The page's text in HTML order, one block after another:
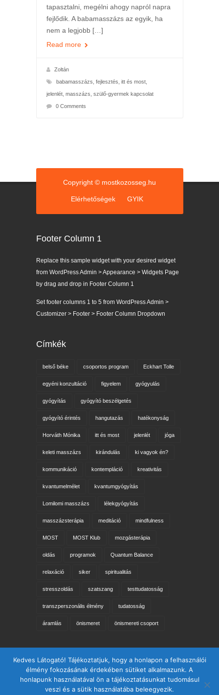
tapasztalni, megélni ahogy napról napra
fejlődik. A babamasszázs az egyik, ha
nem a legjobb […]
Read more
Zoltán
babamasszázs fejlesztés itt és most,
jelenlét, masszázs szülő-gyermek kapcsolat
0 Comments
Copyright © mostkozosseg.hu
Elérhetőségek GYIK
Footer Column 1
Replace this sample widget with your desired widget
from WordPress Admin > Appearance > Widgets Page
by drag and drop in Footer Column 1
Set footer columns 1 to 5 from WordPress Admin >
Customizer > Footer > Footer Column Dropdown
Címkék
belső béke csoportos program Eckhart Tolle
egyéni konzultáció figyelem gyógyulás
gyógyítás gyógyító beszélgetés
gyógyító érintés hangutazás hatékonyság
Horváth Mónika itt és most jelenlét jóga
keleti masszázs kirándulás ki vagyok én?
kommunikáció kontempláció kreativitás
kvantumelmélet kvantumgyógyítás
Lomilomi masszázs lélekgyógyítás
masszázsterápia meditáció mindfulness
MOST MOST Klub mozgásterápia
oldás programok Quantum Balance
relaxáció siker spiritualitás
stresszoldás szatszang testtudatosság
transzperszonális élmény tudatosság
áramlás önismeret önismereti csoport
Keresés az oldalon
Kedves Látogató! Tájékoztatjuk, hogy a honlapon a felhasználói
élmény fokozásának érdekében sütiket alkalmazunk. A
honlapunk használatával ön a tájékoztatásunkat tudomásul
veszi és a sütik használatába beleegyezik.